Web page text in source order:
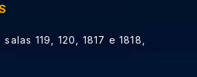
119, 120, 1817 e 1818,